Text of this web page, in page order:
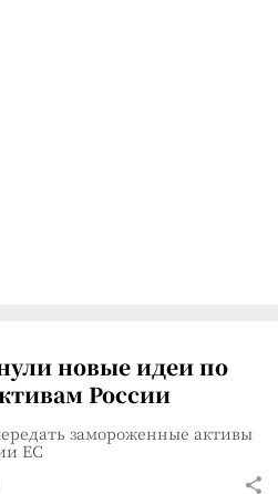
новые идеи по
России
замороженные активы
ЕС